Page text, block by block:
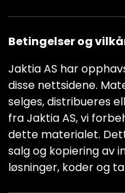
Betingelser og
Jaktia AS har
disse nettsidene.
selges, distribueres
fra Jaktia AS, vi
dette materialet.
salg og kopiering av
løsninger, koder og